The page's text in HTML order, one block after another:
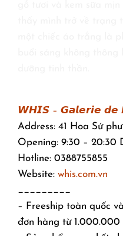
𝙒𝙃𝙄𝙎 – 𝙂𝙖𝙡𝙚𝙧𝙞𝙚 𝙙𝙚
Address: 41 Hoa Sứ
Opening: 9:30 – 20:30
Hotline: 0388755855
Website: whis.com.vn
_________
– Freeship toàn quốc
đơn hàng từ 1.000.000